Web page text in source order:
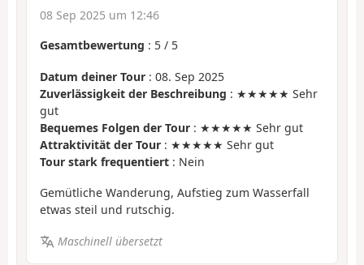
08 Sep 2025 um 12:46
Gesamtbewertung : 5 / 5
Datum deiner Tour : 08. Sep 2025
Zuverlässigkeit der Beschreibung : ★★★★★ Sehr
gut
Bequemes Folgen der Tour : ★★★★★ Sehr gut
Attraktivität der Tour : ★★★★★ Sehr gut
Tour stark frequentiert : Nein
Gemütliche Wanderung, Aufstieg zum Wasserfall
etwas steil und rutschig.
Maschinell übersetzt